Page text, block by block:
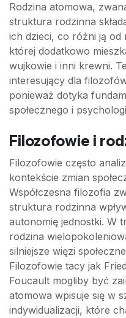
Rodzina atomowa,
struktura rodzinna
ich dzieci, co różni ją
której dodatkowo
wujkowie i inni krewni.
interesujący dla
ponieważ dotyka
społecznego i
Filozofowie i
Filozofowie często
kontekście zmian
Współczesna filozofia
struktura rodzinna
autonomię jednostki. W
rodzina
silniejsze więzi
Filozofowie tacy jak
Foucault mogliby być
atomowa wpisuje się w
indywidualizacji, które